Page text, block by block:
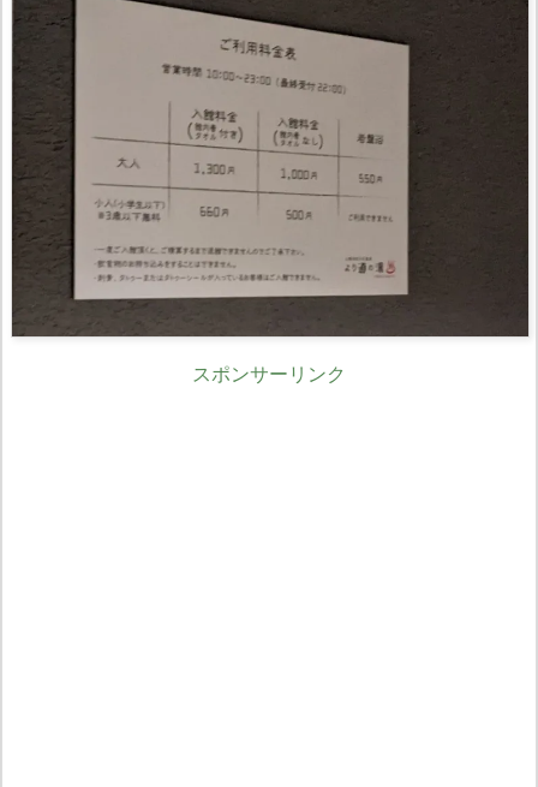
スポンサーリンク